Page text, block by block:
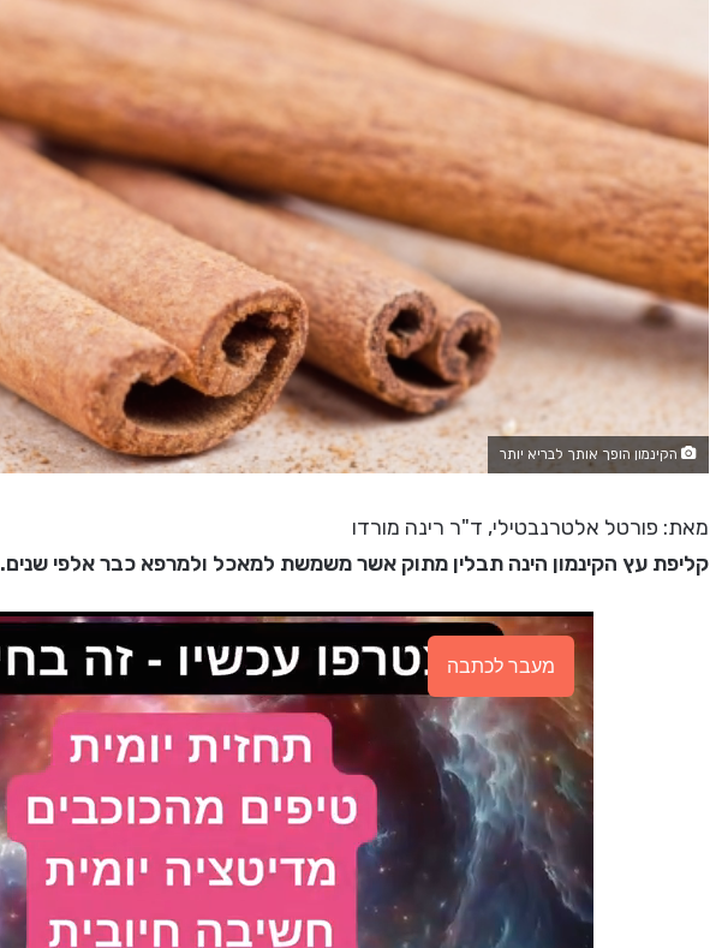
הקינמון הופך אותך לבריא יותר
מאת: פורטל אלטרנבטילי, ד"ר רינה מורדו
קליפת עץ הקינמון הינה תבלין מתוק אשר משמשת למאכל ולמרפא כבר אלפי שנים.
מעבר לכתבה